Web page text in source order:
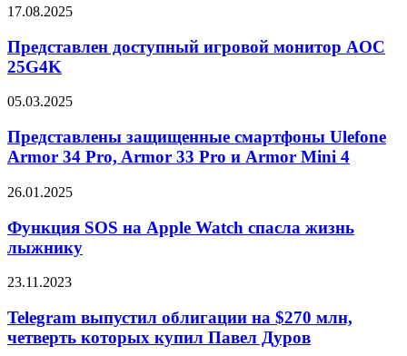
Machine
Представлен
игровой
монитор
AOC
17.08.2025
Представлен доступный игровой монитор AOC
25G4K
Представлены
смартфоны
Ulefone
Armor
Pro,
33
Pro
Armor
4
05.03.2025
Представлены защищенные смартфоны Ulefone
Armor 34 Pro, Armor 33 Pro и Armor Mini 4
Функция
на
Apple
Watch
жизнь
26.01.2025
Функция SOS на Apple Watch спасла жизнь
лыжнику
Telegram
облигации
на
$270
23.11.2023
Telegram выпустил облигации на $270 млн,
четверть которых купил Павел Дуров